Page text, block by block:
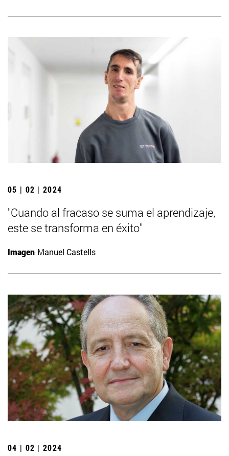
05 | 02 | 2024
"Cuando al fracaso se suma el aprendizaje,
este se transforma en éxito"
Imagen Manuel Castells
04 | 02 | 2024